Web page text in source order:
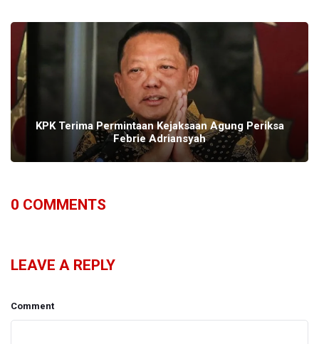
KPK Terima Permintaan Kejaksaan Agung Periksa
Febrie Adriansyah
0 COMMENTS
LEAVE A REPLY
Comment